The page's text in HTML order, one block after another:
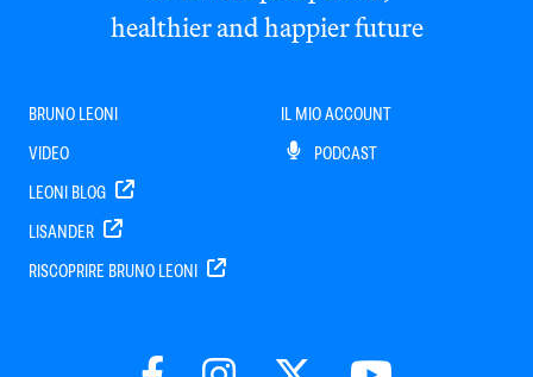
healthier and happier future
BRUNO LEONI
VIDEO
LEONI BLOG
LISANDER
RISCOPRIRE BRUNO LEONI
IL MIO ACCOUNT
PODCAST